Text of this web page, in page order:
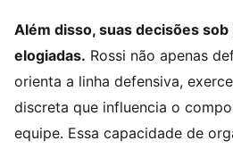
Além disso, suas decisões
elogiadas. Rossi não apenas
orienta a linha defensiva,
discreta que influencia o
equipe. Essa capacidade de